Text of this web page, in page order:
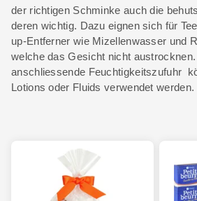
der richtigen Schminke auch die
deren wichtig. Dazu eignen sich für
up-Entferner wie Mizellenwasser und
welche das Gesicht nicht
anschliessende Feuchtigkeitszufuhr
Lotions oder Fluids verwendet werden.